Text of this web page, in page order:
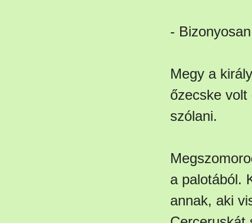
-
Megy a
őzecske
szólani.
a palotából.
annak, aki